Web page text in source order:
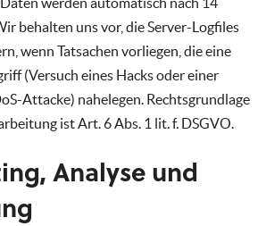
behalten uns vor, die Server-Logfiles
wenn Tatsachen vorliegen, die eine
(Versuch eines Hacks oder einer
Attacke) nahelegen. Rechtsgrundlage
ist Art. 6 Abs. 1 lit. f. DSGVO.
Analyse und